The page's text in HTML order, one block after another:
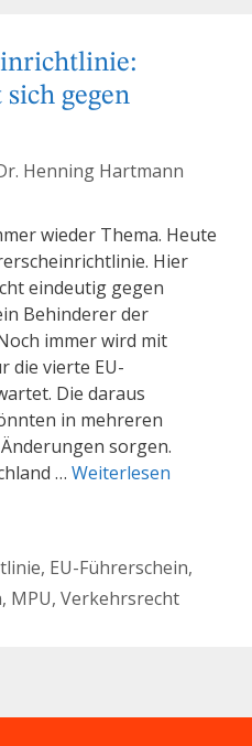
gegen
Henning Hartmann
wieder Thema. Heute
Hier
eindeutig gegen
Behinderer der
immer wird mit
die vierte EU-
Die daraus
in mehreren
sorgen.
… Weiterlesen
, EU-Führerschein,
, MPU, Verkehrsrecht